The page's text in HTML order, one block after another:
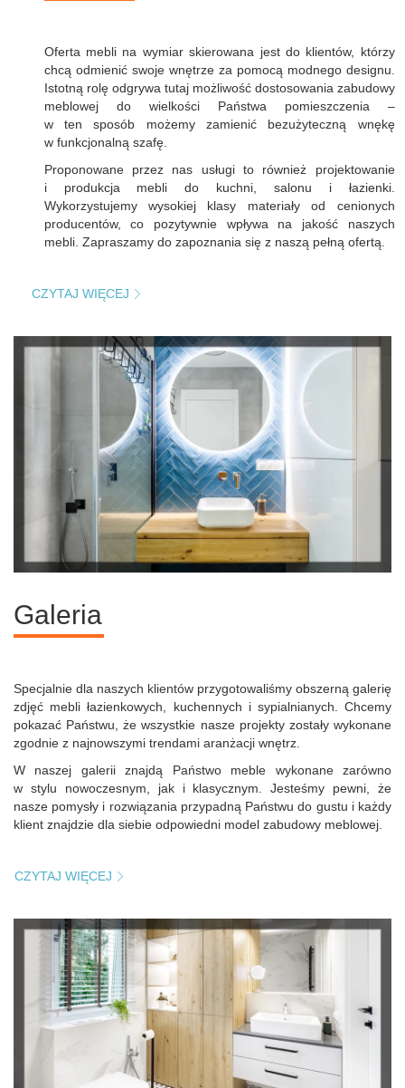
Oferta mebli na wymiar skierowana jest do klientów, którzy
chcą odmienić swoje wnętrze za pomocą modnego designu.
Istotną rolę odgrywa tutaj możliwość dostosowania zabudowy
meblowej do wielkości Państwa pomieszczenia –
w ten sposób możemy zamienić bezużyteczną wnękę
w funkcjonalną szafę.
Proponowane przez nas usługi to również projektowanie
i produkcja mebli do kuchni, salonu i łazienki.
Wykorzystujemy wysokiej klasy materiały od cenionych
producentów, co pozytywnie wpływa na jakość naszych
mebli. Zapraszamy do zapoznania się z naszą pełną ofertą.
CZYTAJ WIĘCEJ
Galeria
Specjalnie dla naszych klientów przygotowaliśmy obszerną galerię
zdjęć mebli łazienkowych, kuchennych i sypialnianych. Chcemy
pokazać Państwu, że wszystkie nasze projekty zostały wykonane
zgodnie z najnowszymi trendami aranżacji wnętrz.
W naszej galerii znajdą Państwo meble wykonane zarówno
w stylu nowoczesnym, jak i klasycznym. Jesteśmy pewni, że
nasze pomysły i rozwiązania przypadną Państwu do gustu i każdy
klient znajdzie dla siebie odpowiedni model zabudowy meblowej.
CZYTAJ WIĘCEJ